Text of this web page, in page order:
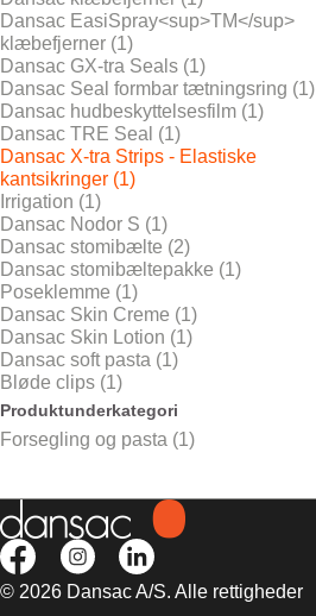
Dansac EasiSpray<sup>TM</sup>
klæbefjerner (1)
Dansac GX-tra Seals (1)
Dansac Seal formbar tætningsring (1)
Dansac hudbeskyttelsesfilm (1)
Dansac TRE Seal (1)
Dansac X-tra Strips - Elastiske
kantsikringer (1)
Irrigation (1)
Dansac Nodor S (1)
Dansac stomibælte (2)
Dansac stomibæltepakke (1)
Poseklemme (1)
Dansac Skin Creme (1)
Dansac Skin Lotion (1)
Dansac soft pasta (1)
Bløde clips (1)
Produktunderkategori
Forsegling og pasta (1)
© 2026 Dansac A/S. Alle rettigheder